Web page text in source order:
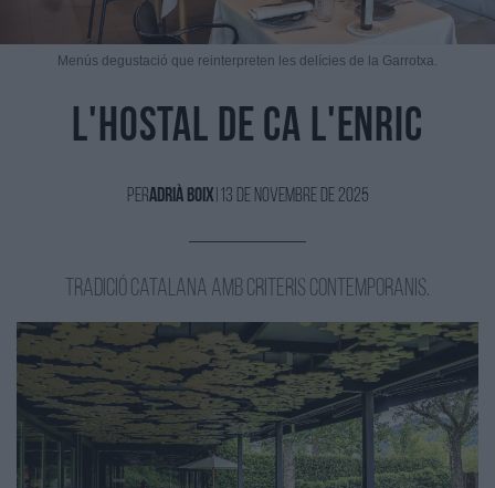
Menús degustació que reinterpreten les delícies de la Garrotxa.
L'Hostal de Ca l'Enric
PerAdrià Boix 13 de Novembre de 2025
Tradició catalana amb criteris contemporanis.